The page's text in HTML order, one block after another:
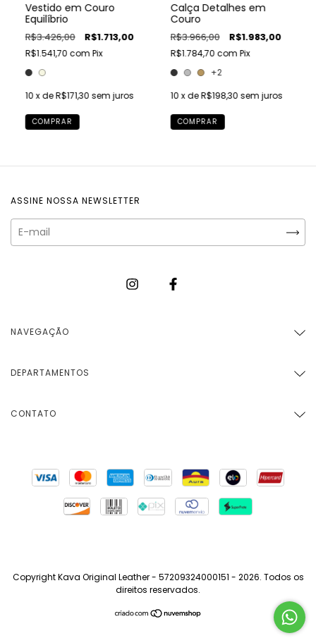
Vestido em Couro
Equilíbrio
R$3.426,00 R$1.713,00
R$1.541,70 com Pix
10 x deR$171,30 sem juros
COMPRAR
Calça Detalhes em
Couro
R$3.966,00 R$1.983,00
R$1.784,70 com Pix
+2
10 x deR$198,30 sem juros
COMPRAR
ASSINE NOSSA NEWSLETTER
NAVEGAÇÃO
DEPARTAMENTOS
CONTATO
Copyright Kava Original Leather - 57209324000151 - 2026. Todos os
direitos reservados.